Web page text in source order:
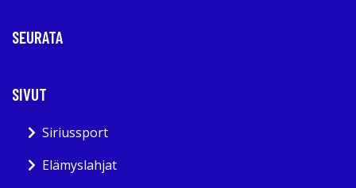
SEURATA
SIVUT
Siriussport
Elämyslahjat